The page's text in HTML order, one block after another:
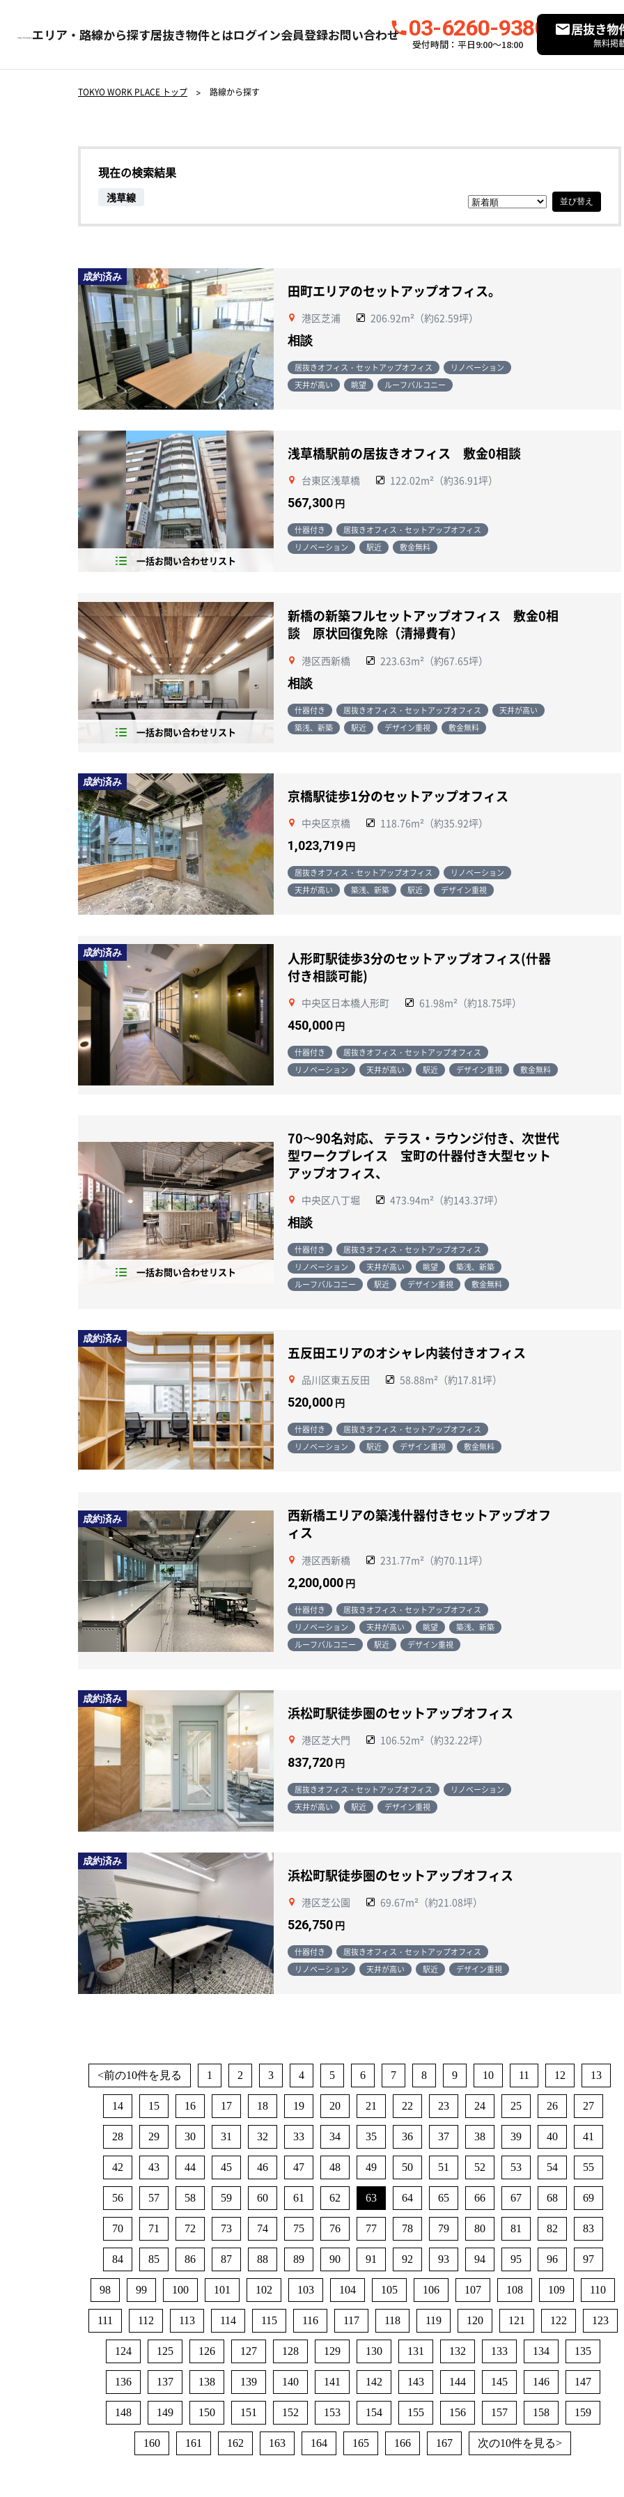
エリア・路線から探す居抜き物件とはログイン会員登録お問い合わせ 03-6260-9380
受付時間：平日9:00〜18:00
居抜き物
無料掲
TOKYO WORK PLACE トップ > 路線から探す
現在の検索結果
浅草線 並び替え
成約済み
田町エリアのセットアップオフィス。
港区芝浦 206.92m²（約62.59坪）
相談
居抜きオフィス・セットアップオフィス
リノベーション
天井が高い
眺望 ルーフバルコニー
一括お問い合わせリスト
浅草橋駅前の居抜きオフィス 敷金0相談
台東区浅草橋 122.02m²（約36.91坪）
567,300円
什器付き
居抜きオフィス・セットアップオフィス
リノベーション
駅近 敷金無料
一括お問い合わせリスト
新橋の新築フルセットアップオフィス 敷金0相
談 原状回復免除（清掃費有）
港区西新橋 223.63m²（約67.65坪）
相談
什器付き 居抜きオフィス・セットアップオフィス
天井が高い
築浅、新築
駅近 デザイン重視 敷金無料
成約済み
京橋駅徒歩1分のセットアップオフィス
中央区京橋 118.76m²（約35.92坪）
1,023,719円
居抜きオフィス・セットアップオフィス
リノベーション
天井が高い
築浅、新築 駅近 デザイン重視
成約済み
人形町駅徒歩3分のセットアップオフィス(什器
付き相談可能)
中央区日本橋人形町 61.98m²（約18.75坪）
450,000円
什器付き
居抜きオフィス・セットアップオフィス
リノベーション
天井が高い 駅近 デザイン重視 敷金無料
一括お問い合わせリスト
70〜90名対応、 テラス・ラウンジ付き、次世代
型ワークプレイス 宝町の什器付き大型セット
アップオフィス、
中央区八丁堀 473.94m²（約143.37坪）
相談
什器付き
居抜きオフィス・セットアップオフィス
リノベーション
天井が高い 眺望
築浅、新築
ルーフバルコニー
駅近 デザイン重視 敷金無料
成約済み
五反田エリアのオシャレ内装付きオフィス
品川区東五反田 58.88m²（約17.81坪）
520,000円
什器付き
居抜きオフィス・セットアップオフィス
リノベーション
駅近 デザイン重視 敷金無料
成約済み
西新橋エリアの築浅什器付きセットアップオフ
ィス
港区西新橋 231.77m²（約70.11坪）
2,200,000円
什器付き
居抜きオフィス・セットアップオフィス
リノベーション
天井が高い 眺望
築浅、新築
ルーフバルコニー
駅近 デザイン重視
成約済み
浜松町駅徒歩圏のセットアップオフィス
港区芝大門 106.52m²（約32.22坪）
837,720円
居抜きオフィス・セットアップオフィス
リノベーション
天井が高い
駅近 デザイン重視
成約済み
浜松町駅徒歩圏のセットアップオフィス
港区芝公園 69.67m²（約21.08坪）
526,750円
什器付き
居抜きオフィス・セットアップオフィス
リノベーション
天井が高い 駅近 デザイン重視
<前の10件を見る 1 2 3 4 5 6 7 8 9 10 11 12 13
14 15 16 17 18 19 20 21 22 23 24 25 26 27
28 29 30 31 32 33 34 35 36 37 38 39 40 41
42 43 44 45 46 47 48 49 50 51 52 53 54 55
56 57 58 59 60 61 62 63 64 65 66 67 68 69
70 71 72 73 74 75 76 77 78 79 80 81 82 83
84 85 86 87 88 89 90 91 92 93 94 95 96 97
98 99 100 101 102 103 104 105 106 107 108 109 110
111 112 113 114 115 116 117 118 119 120 121 122 123
124 125 126 127 128 129 130 131 132 133 134 135
136 137 138 139 140 141 142 143 144 145 146 147
148 149 150 151 152 153 154 155 156 157 158 159
160 161 162 163 164 165 166 167 次の10件を見る>